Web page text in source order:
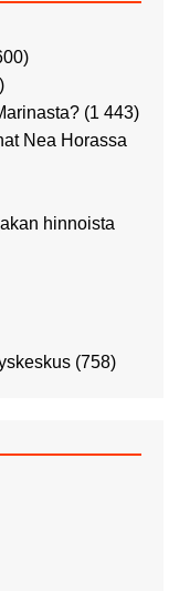
(1 443)
Nea Horassa
hinnoista
(758)